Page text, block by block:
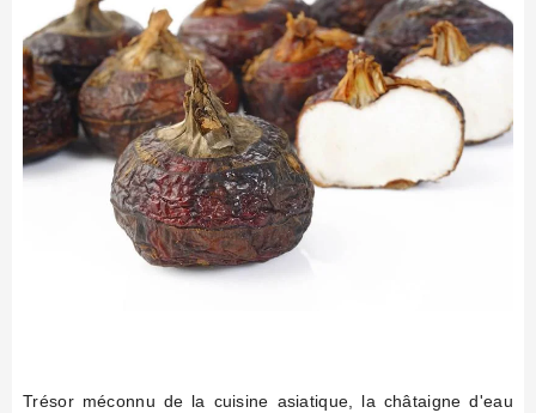
Trésor méconnu de la cuisine asiatique, la châtaigne d'eau